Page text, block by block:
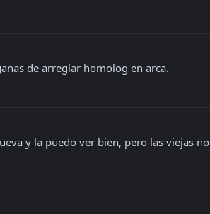
de arreglar homolog en arca.
y la puedo ver bien, pero las viejas no